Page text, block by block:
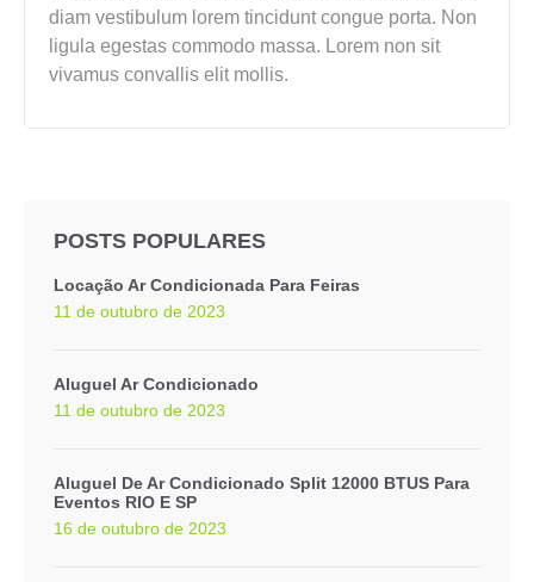
diam vestibulum lorem tincidunt congue porta. Non
ligula egestas commodo massa. Lorem non sit
vivamus convallis elit mollis.
POSTS POPULARES
Locação Ar Condicionada Para Feiras
11 de outubro de 2023
Aluguel Ar Condicionado
11 de outubro de 2023
Aluguel De Ar Condicionado Split 12000 BTUS Para
Eventos RIO E SP
16 de outubro de 2023